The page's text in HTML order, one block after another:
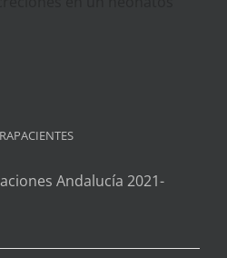
Andalucía 2021-